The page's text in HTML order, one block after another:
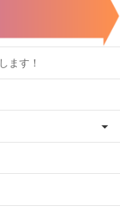
ます！